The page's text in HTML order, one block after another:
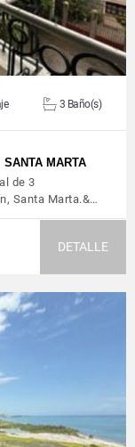
3 Baño(s)
MARTA
de 3
Santa Marta.&…
DETALLE